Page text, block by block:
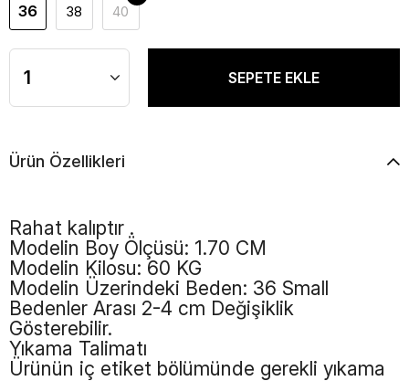
36 38 40
Ürün Özellikleri
Rahat kalıptır .
Modelin Boy Ölçüsü: 1.70 CM
Modelin Kilosu: 60 KG
Modelin Üzerindeki Beden: 36 Small
Bedenler Arası 2-4 cm Değişiklik
Gösterebilir.
Yıkama Talimatı
Ürünün iç etiket bölümünde gerekli yıkama